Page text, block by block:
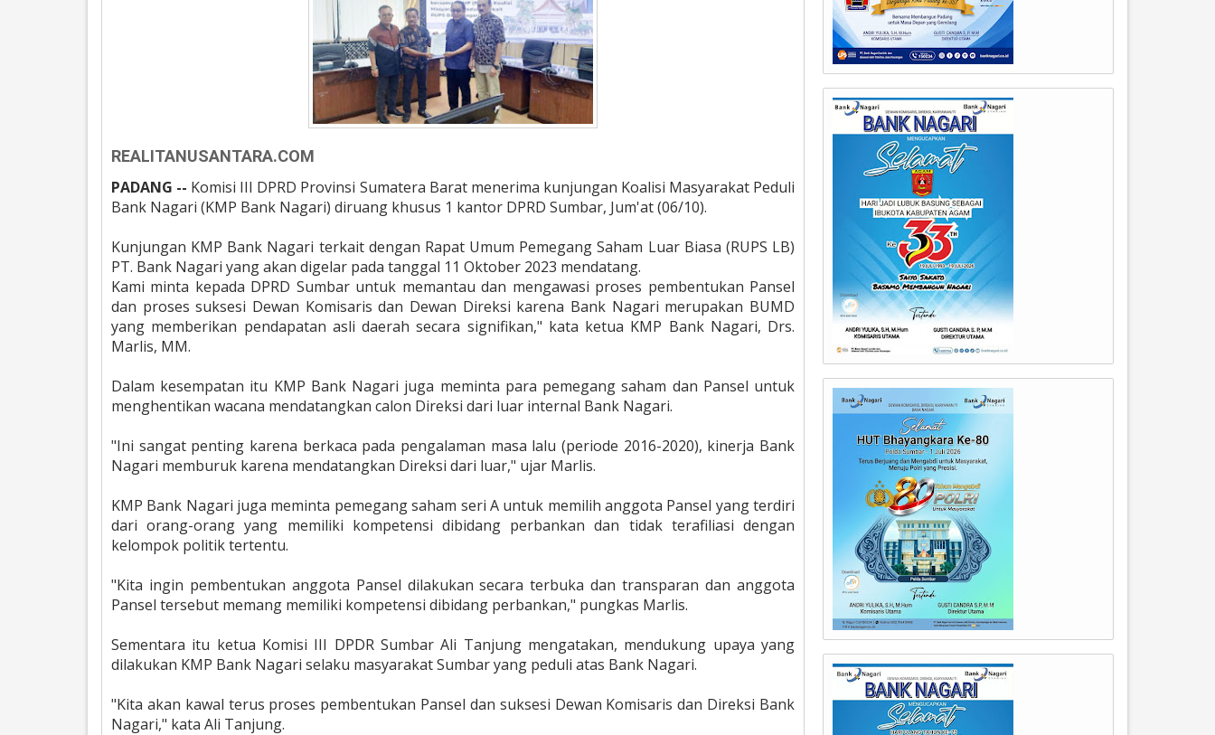
REALITANUSANTARA.COM
PADANG -- Komisi III DPRD Provinsi Sumatera Barat menerima kunjungan Koalisi Masyarakat Peduli
Bank Nagari (KMP Bank Nagari) diruang khusus 1 kantor DPRD Sumbar, Jum'at (06/10).
Kunjungan KMP Bank Nagari terkait dengan Rapat Umum Pemegang Saham Luar Biasa (RUPS LB)
PT. Bank Nagari yang akan digelar pada tanggal 11 Oktober 2023 mendatang.
Kami minta kepada DPRD Sumbar untuk memantau dan mengawasi proses pembentukan Pansel
dan proses suksesi Dewan Komisaris dan Dewan Direksi karena Bank Nagari merupakan BUMD
yang memberikan pendapatan asli daerah secara signifikan," kata ketua KMP Bank Nagari, Drs.
Marlis, MM.
Dalam kesempatan itu KMP Bank Nagari juga meminta para pemegang saham dan Pansel untuk
menghentikan wacana mendatangkan calon Direksi dari luar internal Bank Nagari.
"Ini sangat penting karena berkaca pada pengalaman masa lalu (periode 2016-2020), kinerja Bank
Nagari memburuk karena mendatangkan Direksi dari luar," ujar Marlis.
KMP Bank Nagari juga meminta pemegang saham seri A untuk memilih anggota Pansel yang terdiri
dari orang-orang yang memiliki kompetensi dibidang perbankan dan tidak terafiliasi dengan
kelompok politik tertentu.
"Kita ingin pembentukan anggota Pansel dilakukan secara terbuka dan transparan dan anggota
Pansel tersebut memang memiliki kompetensi dibidang perbankan," pungkas Marlis.
Sementara itu ketua Komisi III DPDR Sumbar Ali Tanjung mengatakan, mendukung upaya yang
dilakukan KMP Bank Nagari selaku masyarakat Sumbar yang peduli atas Bank Nagari.
"Kita akan kawal terus proses pembentukan Pansel dan suksesi Dewan Komisaris dan Direksi Bank
Nagari," kata Ali Tanjung.